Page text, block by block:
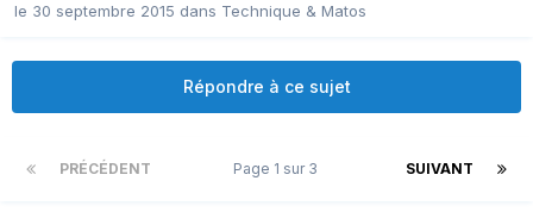
le 30 septembre 2015 dans Technique & Matos
Répondre à ce sujet
PRÉCÉDENT SUIVANT
Page 1 sur 3